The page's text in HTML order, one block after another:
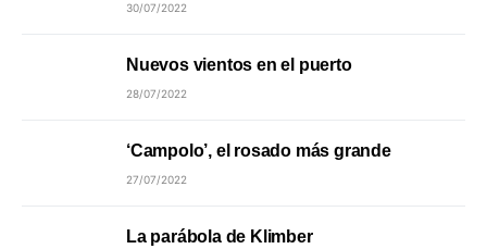
30/07/2022
Nuevos vientos en el puerto
28/07/2022
‘Campolo’, el rosado más grande
27/07/2022
La parábola de Klimber